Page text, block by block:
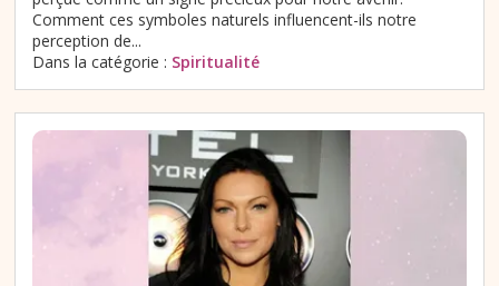
Comment ces symboles naturels influencent-ils notre
perception de...
Dans la catégorie : Spiritualité